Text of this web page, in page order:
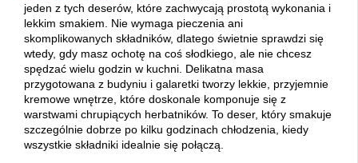
jeden z tych deserów, które zachwycają prostotą wykonania i
lekkim smakiem. Nie wymaga pieczenia ani
skomplikowanych składników, dlatego świetnie sprawdzi się
wtedy, gdy masz ochotę na coś słodkiego, ale nie chcesz
spędzać wielu godzin w kuchni. Delikatna masa
przygotowana z budyniu i galaretki tworzy lekkie, przyjemnie
kremowe wnętrze, które doskonale komponuje się z
warstwami chrupiących herbatników. To deser, który smakuje
szczególnie dobrze po kilku godzinach chłodzenia, kiedy
wszystkie składniki idealnie się połączą.